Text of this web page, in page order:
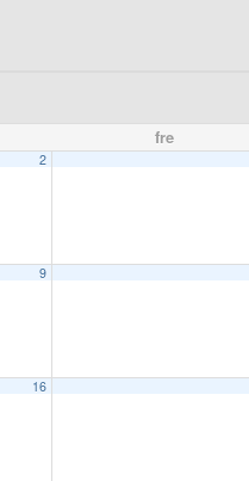
fre
2
9
16